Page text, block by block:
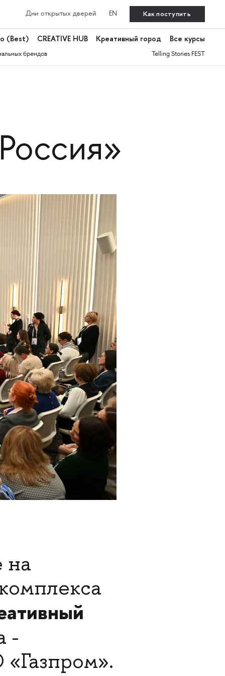
Дни открытых дверей EN Как поступить
(Best) CREATIVE HUB Креативный город Все курсы
брендов Telling Stories FEST
на
-